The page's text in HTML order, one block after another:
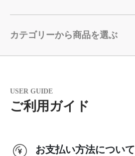
カテゴリーから商品を選ぶ
USER GUIDE
ご利用ガイド
お支払い方法について